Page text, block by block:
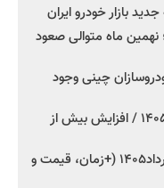
بازار خودرو ایران
نهمین ماه متوالی صعود
چینی وجود
اعلام قیمت جدید پارس نوا در مرداد ۱۴۰۵ / افزایش بیش از
شروع فروش کشنده و کامیون فاو -مرداد۱۴۰۵ (+زمان، قیمت و